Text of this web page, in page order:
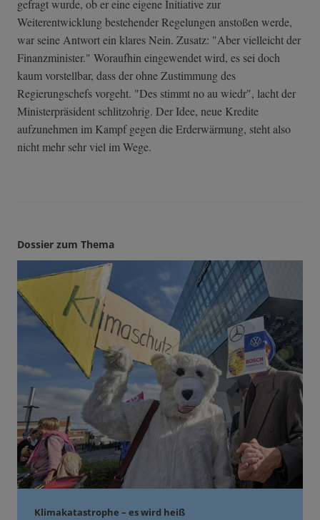
gefragt wurde, ob er eine eigene Initiative zur
Weiterentwicklung bestehender Regelungen anstoßen werde,
war seine Antwort ein klares Nein. Zusatz: "Aber vielleicht der
Finanzminister." Woraufhin eingewendet wird, es sei doch
kaum vorstellbar, dass der ohne Zustimmung des
Regierungschefs vorgeht. "Des stimmt no au wiedr", lacht der
Ministerpräsident schlitzohrig. Der Idee, neue Kredite
aufzunehmen im Kampf gegen die Erderwärmung, steht also
nicht mehr sehr viel im Wege.
Dossier zum Thema
Klimakatastrophe – es wird heiß